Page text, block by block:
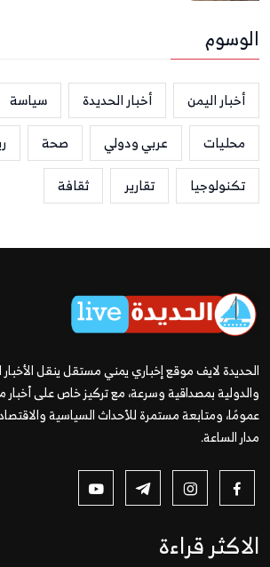
الوسوم
أخبار اليمن أخبار الحديدة سياسة
محليات
عربي ودولي صحة
تكنولوجيا
تقارير ثقافة
الحديدة لايف موقع إخباري يمني مستقل ينقل الأخبار
والدولية بمصداقية وسرعة، مع تركيز خاص على أخبار
عمومًا، ومتابعة مستمرة للأحداث السياسية
مدار الساعة.
الاكثر قراءة